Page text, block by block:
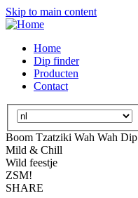
Skip to main content
Home
Dip finder
Producten
Contact
Select
your
language
Boom Tzatziki Wah Wah Dip
Mild & Chill
Wild feestje
ZSM!
SHARE